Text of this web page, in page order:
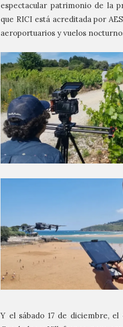
espectacular patrimonio de la
que RICI está acreditada por
aeroportuarios y vuelos
Y el sábado 17 de diciembre,